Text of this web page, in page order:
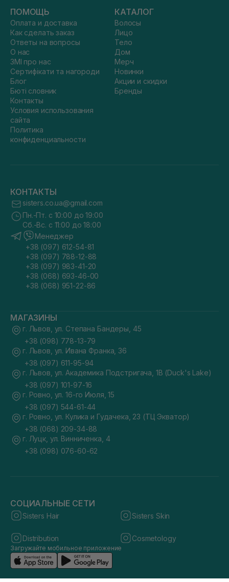
ПОМОЩЬ
Оплата и доставка
Как сделать заказ
Ответы на вопросы
О нас
ЗМІ про нас
Сертифікати та нагороди
Блог
Бюті словник
Контакты
Условия использования
сайта
Политика
конфиденциальности
КАТАЛОГ
Волосы
Лицо
Тело
Дом
Мерч
Новинки
Акции и скидки
Бренды
КОНТАКТЫ
sisters.co.ua@gmail.com
Пн.-Пт. с 10:00 до 19:00
Сб.-Вс. с 11:00 до 18:00
Менеджер
+38 (097) 612-54-81
+38 (097) 788-12-88
+38 (097) 983-41-20
+38 (068) 693-46-00
+38 (068) 951-22-86
МАГАЗИНЫ
г. Львов, ул. Степана Бандеры, 45
+38 (098) 778-13-79
г. Львов, ул. Ивана Франка, 36
+38 (097) 611-95-94
г. Львов, ул. Академика Подстригача, 1В (Duck's Lake)
+38 (097) 101-97-16
г. Ровно, ул. 16-го Июля, 15
+38 (097) 544-61-44
г. Ровно, ул. Кулика и Гудачека, 23 (ТЦ Экватор)
+38 (068) 209-34-88
г. Луцк, ул. Винниченка, 4
+38 (098) 076-60-62
СОЦИАЛЬНЫЕ СЕТИ
Sisters Hair Sisters Skin
Distribution Cosmetology
Загружайте мобильное приложение